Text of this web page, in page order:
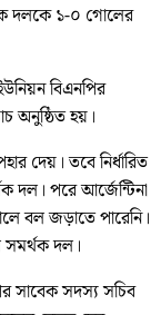
দলকে ১-০ গোলের
বিএনপির
অনুষ্ঠিত হয়।
দেয়। তবে নির্ধারিত
দল। পরে আর্জেন্টিনা
বল জড়াতে পারেনি।
সমর্থক দল।
সাবেক সদস্য সচিব